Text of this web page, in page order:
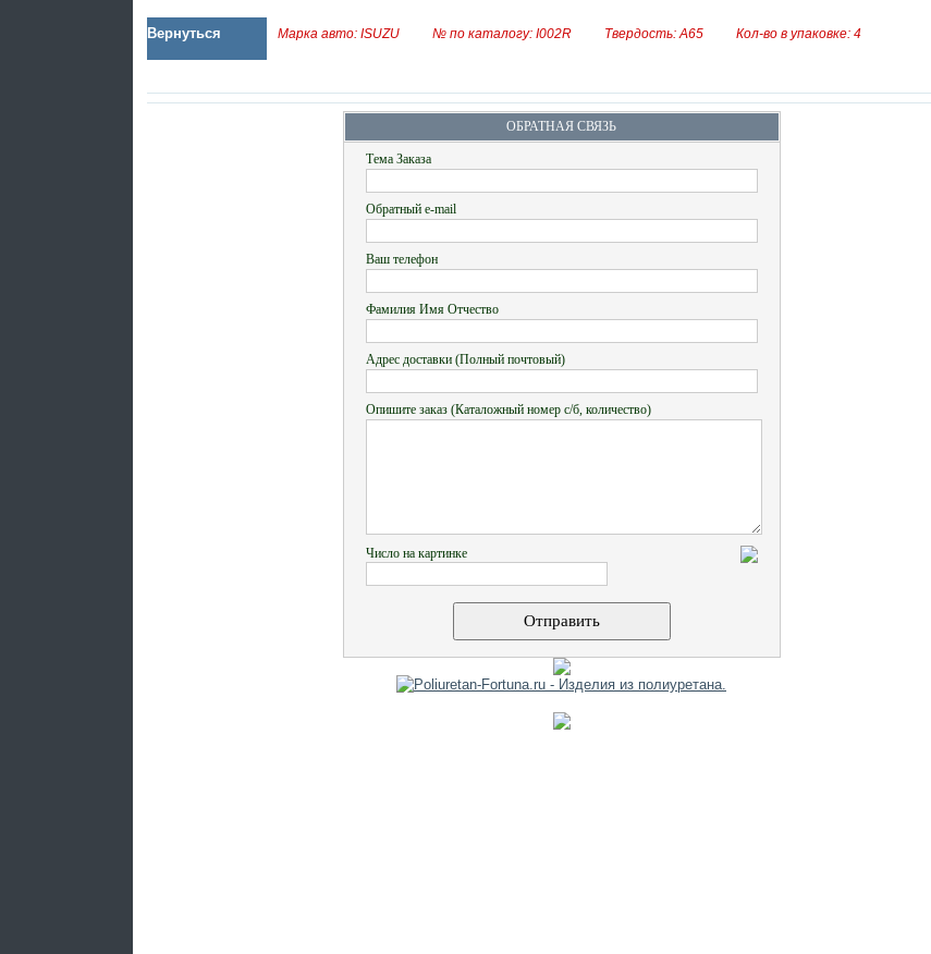
Вернуться Марка авто: ISUZU № по каталогу: I002R Твердость: А65 Кол-во в упаковке: 4
ОБРАТНАЯ СВЯЗЬ
Тема Заказа
Обратный e-mail
Ваш телефон
Фамилия Имя Отчество
Адрес доставки (Полный почтовый)
Опишите заказ (Каталожный номер с/б, количество)
Число на картинке